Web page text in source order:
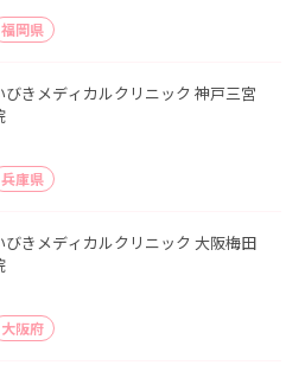
福岡県
びきメディカルクリニック 神戸三宮
兵庫県
びきメディカルクリニック 大阪梅田
大阪府